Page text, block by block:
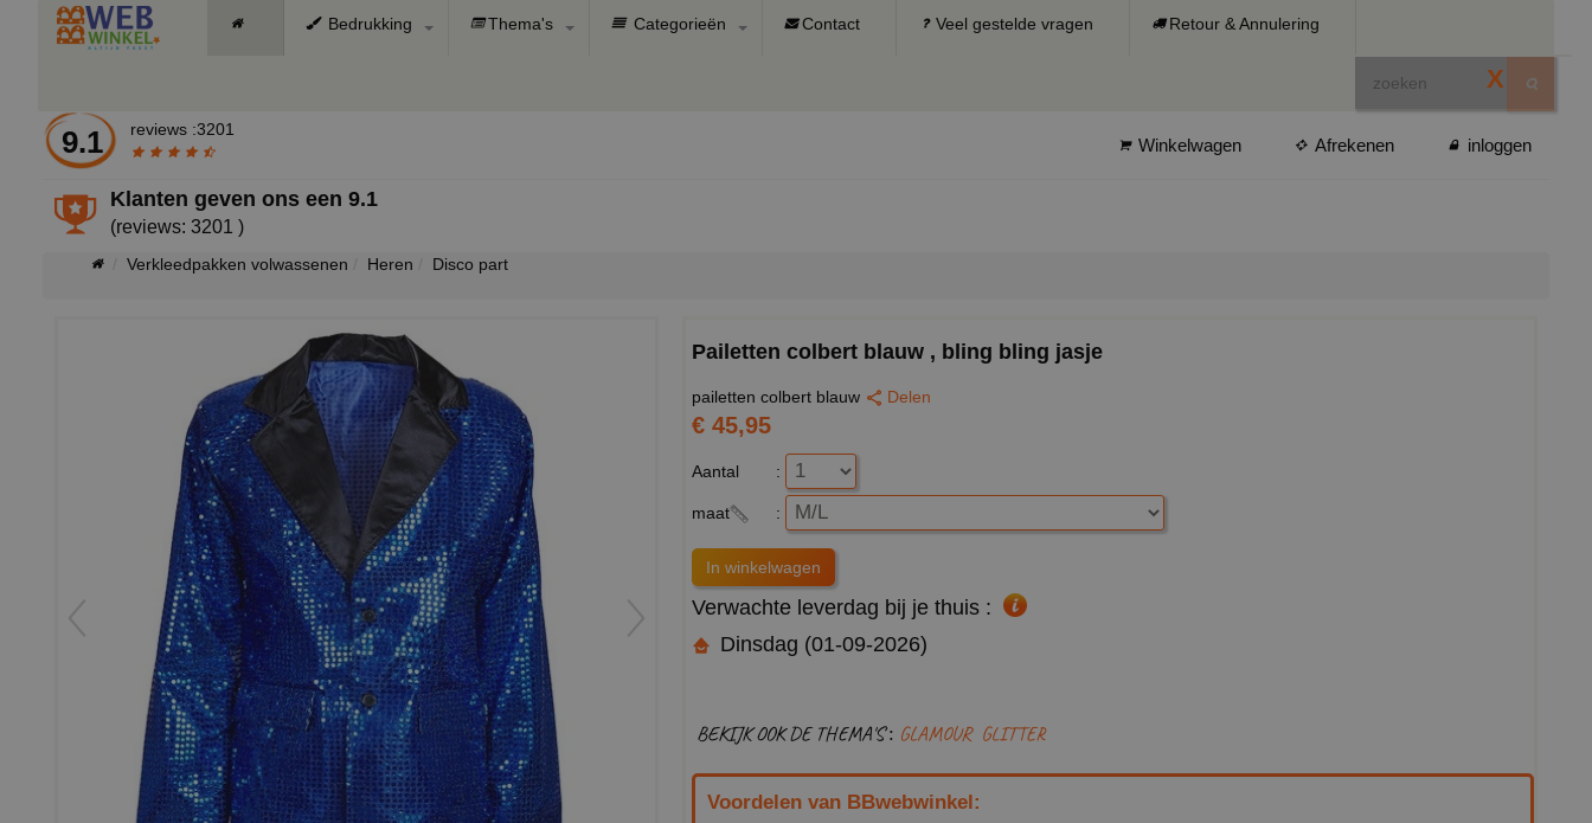
Bedrukking Thema's Categorieën Contact Veel gestelde vragen Retour & Annulering
X
9.1 reviews :3201
Winkelwagen Afrekenen inloggen
Klanten geven ons een9.1
(reviews: 3201 )
Verkleedpakken volwassenen Heren Disco part
Pailetten colbert blauw , bling bling jasje
pailetten colbert blauw Delen
€ 45,95
Aantal :
maat :
Verwachte leverdag bij je thuis :
Dinsdag (01-09-2026)
BEKIJK OOK DE THEMA'S : GLAMOUR GLITTER
Voordelen van BBwebwinkel: